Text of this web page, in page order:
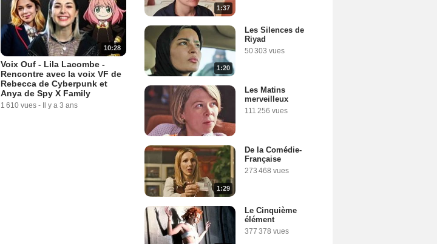
10:28
Voix Ouf - Lila Lacombe -
Rencontre avec la voix VF de
Rebecca de Cyberpunk et
Anya de Spy X Family
1 610 vues - Il y a 3 ans
1:37
1:20
Les Silences de
Riyad
50 303 vues
Les Matins
merveilleux
111 256 vues
1:29
De la Comédie-
Française
273 468 vues
Le Cinquième
élément
377 378 vues